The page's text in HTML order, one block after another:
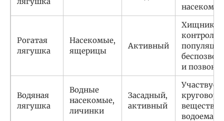
Рогатая
лягушка
Насекомые,
ящерицы
Активный
Хищник,
популяции
и
Водяная
лягушка
Водные
насекомые,
личинки
Засадный,
активный
Участвует
веществ в
водоемах